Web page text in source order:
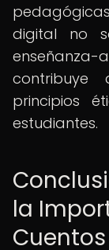
digital no
principios
estudiantes.
la